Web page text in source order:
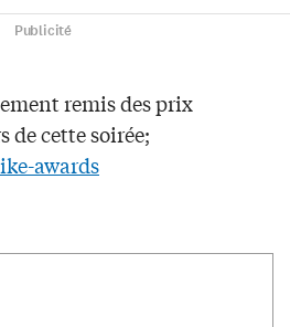
Publicité
remis des prix
de cette soirée;
awards